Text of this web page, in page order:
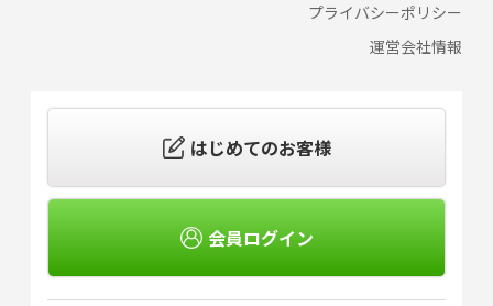
プライバシーポリシー
運営会社情報
はじめてのお客様
会員ログイン